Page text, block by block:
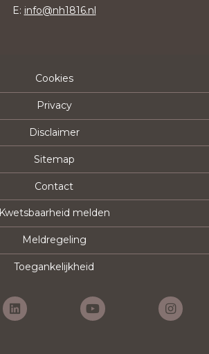
E: info@nh1816.nl
Cookies
Privacy
Disclaimer
Sitemap
Contact
Kwetsbaarheid melden
Meldregeling
Toegankelijkheid